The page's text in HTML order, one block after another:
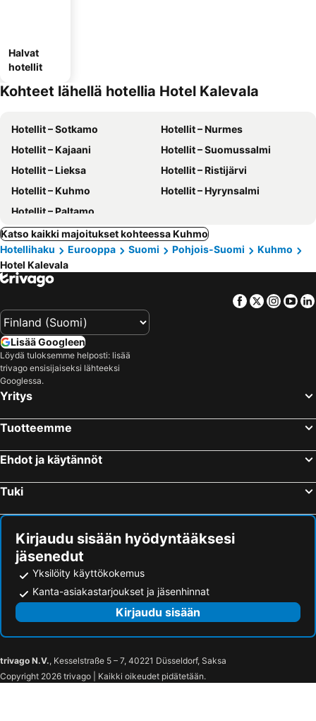
Halvat
hotellit
Kohteet lähellä hotellia Hotel Kalevala
Hotellit – Sotkamo
Hotellit – Nurmes
Hotellit – Kajaani
Hotellit – Suomussalmi
Hotellit – Lieksa
Hotellit – Ristijärvi
Hotellit – Kuhmo
Hotellit – Hyrynsalmi
Hotellit – Paltamo
Katso kaikki majoitukset kohteessa Kuhmo
Hotellihaku
Eurooppa Suomi Pohjois-Suomi
Kuhmo
Hotel Kalevala
Facebook
Twitter
Lisää Googleen
Löydä tuloksemme helposti: lisää
trivago ensisijaiseksi lähteeksi
Googlessa.
Yritys
Tuotteemme
Ehdot ja käytännöt
Tuki
Kirjaudu sisään hyödyntääksesi
jäsenedut
Yksilöity käyttökokemus
Kanta-asiakastarjoukset ja jäsenhinnat
Kirjaudu sisään
trivago N.V., Kesselstraße 5 – 7, 40221 Düsseldorf, Saksa
Copyright 2026 trivago | Kaikki oikeudet pidätetään.